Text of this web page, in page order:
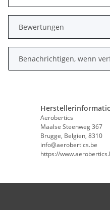
Bewertungen
Benachrichtigen, wenn
Aerobertics
Maalse Steenweg 367
Brugge, Belgien, 8310
info@aerobertics.be
https://